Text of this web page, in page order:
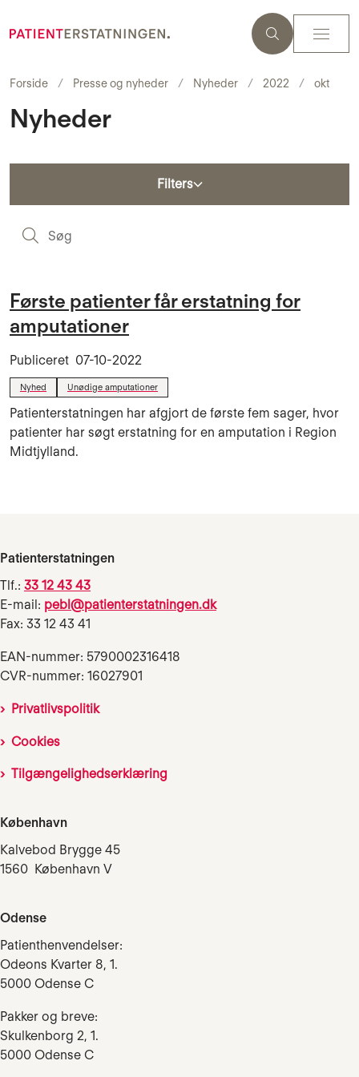
Forside Presse og nyheder Nyheder 2022 okt
Nyheder
Filters
Første patienter får erstatning for
amputationer
Publiceret 07-10-2022
Nyhed Unødige amputationer
Patienterstatningen har afgjort de første fem sager, hvor
patienter har søgt erstatning for en amputation i Region
Midtjylland.
Patienterstatningen
Tlf.: 33 12 43 43
E-mail: pebl@patienterstatningen.dk
Fax: 33 12 43 41
EAN-nummer: 5790002316418
CVR-nummer: 16027901
Privatlivspolitik
Cookies
Tilgængelighedserklæring
København
Kalvebod Brygge 45
1560 København V
Odense
Patienthenvendelser:
Odeons Kvarter 8, 1.
5000 Odense C
Pakker og breve:
Skulkenborg 2, 1.
5000 Odense C